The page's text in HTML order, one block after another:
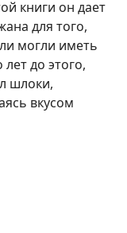
книги он дает
для того,
могли иметь
до этого,
шлоки,
вкусом